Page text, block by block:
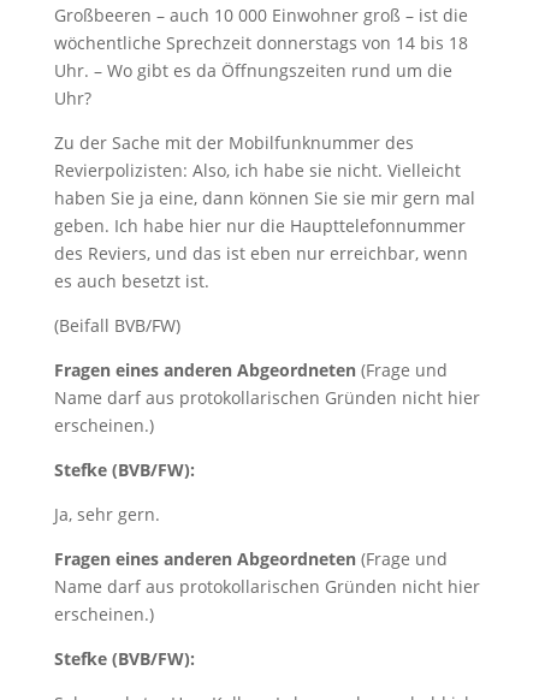
Großbeeren – auch 10 000 Einwohner groß – ist die
wöchentliche Sprechzeit donnerstags von 14 bis 18
Uhr. – Wo gibt es da Öffnungszeiten rund um die
Uhr?
Zu der Sache mit der Mobilfunknummer des
Revierpolizisten: Also, ich habe sie nicht. Vielleicht
haben Sie ja eine, dann können Sie sie mir gern mal
geben. Ich habe hier nur die Haupttelefonnummer
des Reviers, und das ist eben nur erreichbar, wenn
es auch besetzt ist.
(Beifall BVB/FW)
Fragen eines anderen Abgeordneten(Frage und
Name darf aus protokollarischen Gründen nicht hier
erscheinen.)
Stefke (BVB/FW):
Ja, sehr gern.
Fragen eines anderen Abgeordneten(Frage und
Name darf aus protokollarischen Gründen nicht hier
erscheinen.)
Stefke (BVB/FW):